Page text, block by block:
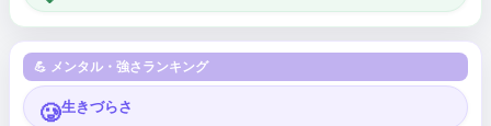
💪 メンタル・強さランキング
🥲生きづらさ